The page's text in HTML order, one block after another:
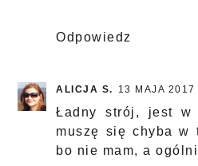
Odpowiedz
ALICJA S. 13 MAJA
Ładny strój, jest w
muszę się chyba w
bo nie mam, a